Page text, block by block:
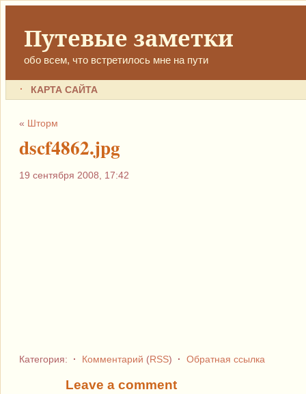
Путевые заметки
обо всем, что встретилось мне на пути
КАРТА САЙТА
« Шторм
dscf4862.jpg
19 сентября 2008, 17:42
Категория: · Комментарий (RSS) ·Обратная ссылка
Leave a comment